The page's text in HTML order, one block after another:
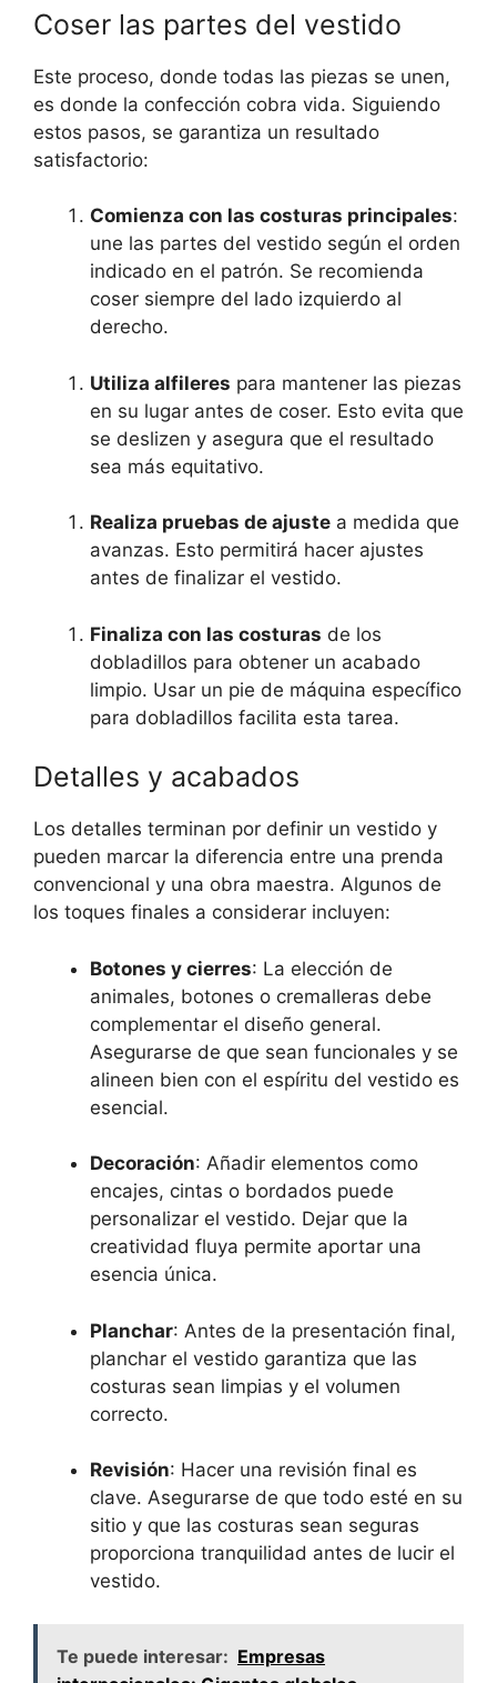
Coser las partes del vestido
Este proceso,‌ donde todas las piezas​ se unen,
es⁤ donde la confección cobra vida. ⁣Siguiendo
estos‌ pasos, se garantiza un ⁣resultado
satisfactorio:
Comienza con las ​costuras principales:
une las partes del vestido ⁢según el⁢ orden
indicado en el patrón. Se recomienda
⁢coser siempre ⁤del lado izquierdo al
derecho.
Utiliza alfileres para mantener las​ piezas
en su lugar antes de coser. Esto evita que
se deslizen ⁣y asegura que el resultado
sea ‍más‍ equitativo.
Realiza pruebas de ajuste a‌ medida ⁢que
⁤avanzas. Esto​ permitirá hacer​ ajustes
antes de finalizar el vestido.
Finaliza con las costuras de los
dobladillos para obtener un acabado
limpio. Usar un pie de máquina específico
para dobladillos facilita esta tarea.
Detalles ⁤y ⁤acabados
Los detalles terminan por definir un vestido‍ y
pueden marcar⁤ la diferencia entre una prenda
convencional y una obra⁤ maestra. Algunos de
los toques finales a considerar‌ incluyen:
Botones ⁤y cierres: La elección de
animales, botones o cremalleras debe
complementar el diseño general.
Asegurarse de que sean funcionales y se
alineen bien con el espíritu⁣ del​ vestido es
esencial.
Decoración:⁢ Añadir elementos como
‌encajes, cintas o ⁣bordados puede
personalizar el vestido. Dejar que la
creatividad fluya permite​ aportar una
esencia única.
Planchar: ​Antes de la presentación final,
planchar el vestido garantiza que las
⁣costuras sean limpias y el volumen
correcto.
Revisión: Hacer una⁤ revisión⁢ final es
clave. Asegurarse de que todo esté en su
sitio y que las costuras sean seguras
proporciona tranquilidad antes de lucir ​el
vestido.
Te puede interesar: Empresas